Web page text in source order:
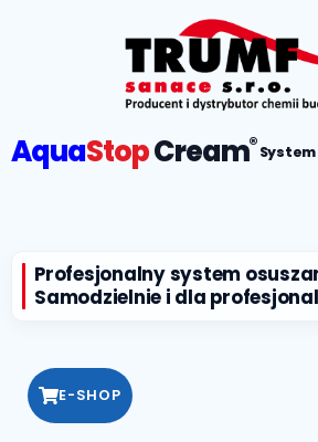
AquaStopCream®System
Profesjonalny system
Samodzielnie i dla
E-SHOP